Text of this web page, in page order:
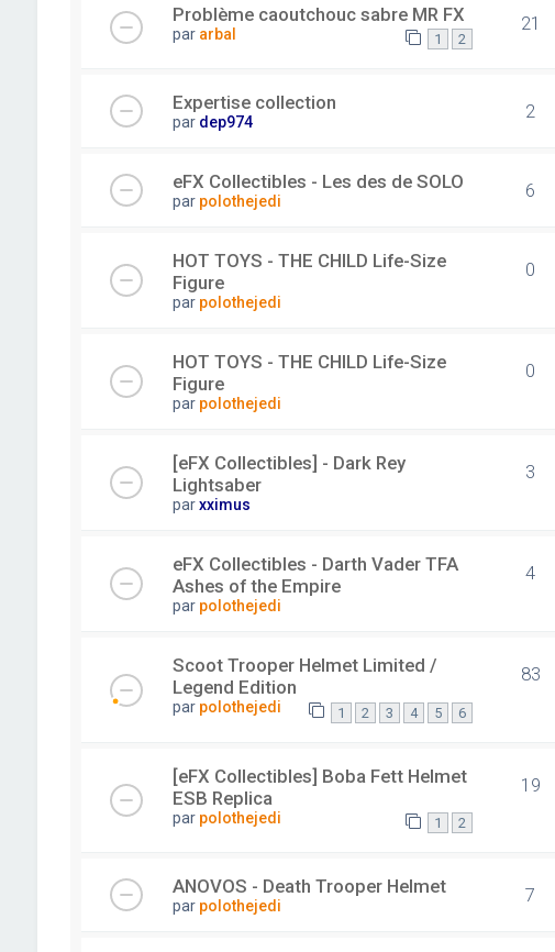
Problème caoutchouc sabre MR FX
par arbal 1 2
21
Expertise collection
par dep974 2
eFX Collectibles - Les des de SOLO
par polothejedi 6
HOT TOYS - THE CHILD Life-Size
Figure
par polothejedi
0
HOT TOYS - THE CHILD Life-Size
Figure
par polothejedi
0
[eFX Collectibles] - Dark Rey
Lightsaber
parxximus
3
eFX Collectibles - Darth Vader TFA
Ashes of the Empire
par polothejedi
4
Scoot Trooper Helmet Limited /
Legend Edition
par polothejedi 1 2 3 4 5 6
83
[eFX Collectibles] Boba Fett Helmet
ESB Replica
par polothejedi 1 2
19
ANOVOS - Death Trooper Helmet
par polothejedi 7